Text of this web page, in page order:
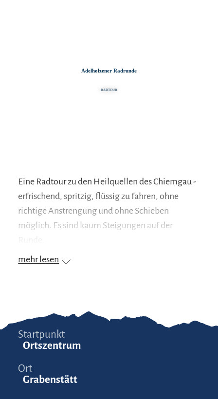
Adelholzener Radrunde
RADTOUR
Eine Radtour zu den Heilquellen des Chiemgau -
erfrischend, spritzig, flüssig zu fahren, ohne
richtige Anstrengung und ohne Schieben
möglich. Es sind kaum Steigungen auf der
mehr lesen
Startpunkt
Ortszentrum
Ort
Grabenstätt